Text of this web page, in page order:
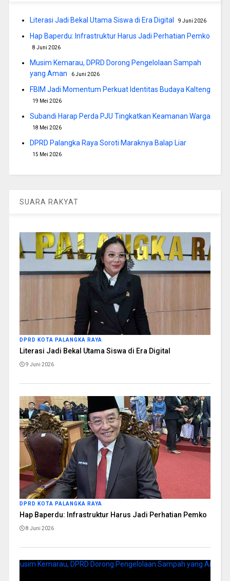
Literasi Jadi Bekal Utama Siswa di Era Digital 9 Juni 2026
Hap Baperdu: Infrastruktur Harus Jadi Perhatian Pemko
8 Juni 2026
Musim Kemarau, DPRD Dorong Pengelolaan Sampah
yang Aman
6 Juni 2026
FBIM Jadi Momentum Perkuat Identitas Budaya Kalteng
19 Mei 2026
Subandi Harap Perda PJU Tingkatkan Keamanan Warga
18 Mei 2026
DPRD Palangka Raya Soroti Maraknya Balap Liar
15 Mei 2026
SUARA RAKYAT
DPRD KOTA PALANGKA RAYA
Literasi Jadi Bekal Utama Siswa di Era Digital
9 Juni 2026
DPRD KOTA PALANGKA RAYA
Hap Baperdu: Infrastruktur Harus Jadi Perhatian Pemko
8 Juni 2026